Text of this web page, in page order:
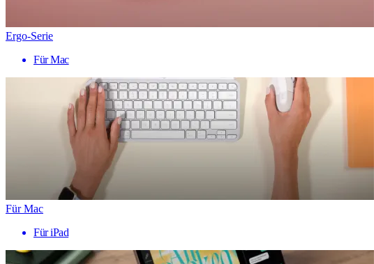
Ergo-Serie
Für Mac
Für Mac
Für iPad